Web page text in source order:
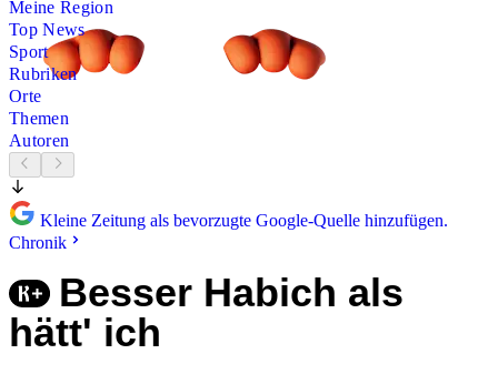
Meine Region
Top News
Sport
Rubriken
Orte
Themen
Autoren
Kleine Zeitung als bevorzugte Google-Quelle hinzufügen.
Chronik
Besser Habich als
hätt' ich